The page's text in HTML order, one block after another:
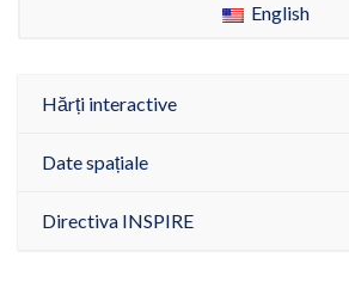
English
Hărți interactive
Date spațiale
Directiva INSPIRE